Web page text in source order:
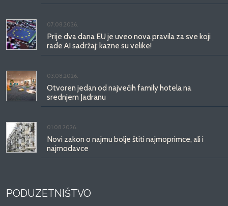
07.08.2026.
Prije dva dana EU je uveo nova pravila za sve koji
rade AI sadržaj: kazne su velike!
03.08.2026.
Otvoren jedan od najvećih family hotela na
srednjem Jadranu
01.08.2026.
Novi zakon o najmu bolje štiti najmoprimce, ali i
najmodavce
PODUZETNIŠTVO